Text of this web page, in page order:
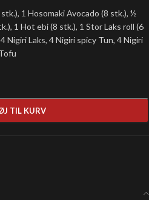
1 Hosomaki Avocado (8 stk.), ½
1 Hot ebi (8 stk.), 1 Stor Laks roll (6
Nigiri Laks, 4 Nigiri spicy Tun, 4 Nigiri
TIL KURV